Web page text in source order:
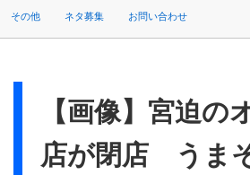
その他 ネタ募集 お問い合わせ
【画像】宮迫の
店が閉店 うま